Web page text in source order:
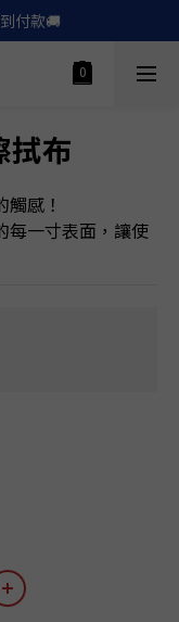
付款🚚
付款🚚
利率
付款🚚
拭布
感！
每一寸表面，讓使